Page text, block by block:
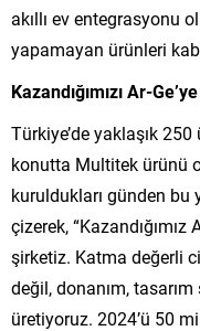
akıllı ev entegrasyonu
yapamayan ürünleri
Kazandığımızı Ar-
Türkiye’de yaklaşık
konutta Multitek ürünü
kuruldukları günden bu
çizerek, “Kazandığımız
şirketiz. Katma değerli
değil, donanım,
üretiyoruz. 2024’ü 50